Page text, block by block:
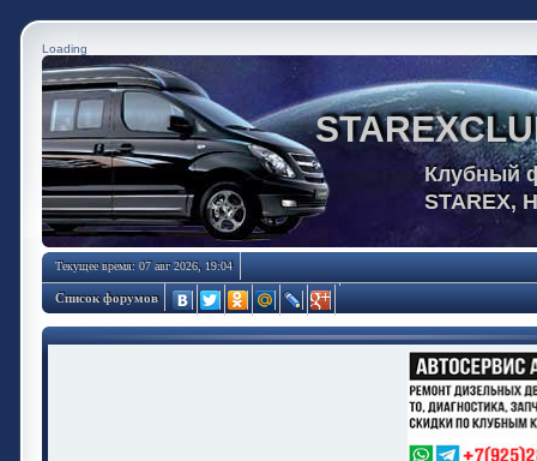
Loading
Клубный
STAREX,
Текущее время: 07 авг 2026, 19:04
Список форумов